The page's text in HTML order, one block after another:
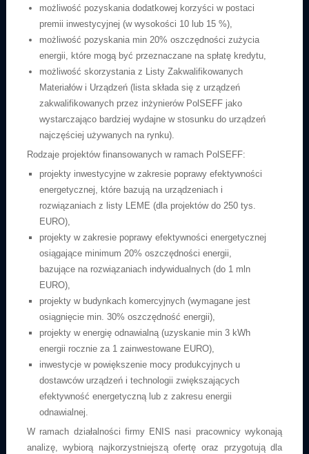
możliwość pozyskania dodatkowej korzyści w postaci
premii inwestycyjnej (w wysokości 10 lub 15 %),
możliwość pozyskania min 20% oszczędności zużycia
energii, które mogą być przeznaczane na spłatę kredytu,
możliwość skorzystania z Listy Zakwalifikowanych
Materiałów i Urządzeń (lista składa się z urządzeń
zakwalifikowanych przez inżynierów PolSEFF jako
wystarczająco bardziej wydajne w stosunku do urządzeń
najczęściej używanych na rynku).
Rodzaje projektów finansowanych w ramach PolSEFF:
projekty inwestycyjne w zakresie poprawy efektywności
energetycznej, które bazują na urządzeniach i
rozwiązaniach z listy LEME (dla projektów do 250 tys.
EURO),
projekty w zakresie poprawy efektywności energetycznej
osiągające minimum 20% oszczędności energii,
bazujące na rozwiązaniach indywidualnych (do 1 mln
EURO),
projekty w budynkach komercyjnych (wymagane jest
osiągnięcie min. 30% oszczędność energii),
projekty w energię odnawialną (uzyskanie min 3 kWh
energii rocznie za 1 zainwestowane EURO),
inwestycje w powiększenie mocy produkcyjnych u
dostawców urządzeń i technologii zwiększających
efektywność energetyczną lub z zakresu energii
odnawialnej.
W ramach działalności firmy ENIS nasi pracownicy wykonają
analizę, wybiorą najkorzystniejszą ofertę oraz przygotują dla